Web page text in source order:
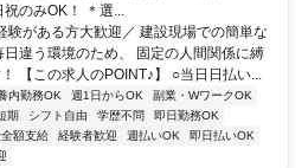
のみOK！ ＊選...
験がある方大歓迎／ 建設現場での簡単な
違う環境のため、 固定の人間関係に縛
【この求人のPOINT♪】 ○当日日払い...
内勤務OK 週1日からOK
副業・WワークOK
期 シフト自由 学歴不問
即日勤務OK
額支給 経験者歓迎 週払いOK
即日払いOK